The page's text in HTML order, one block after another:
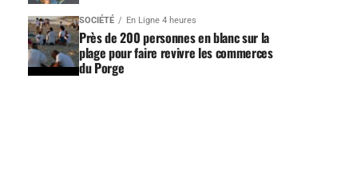
SOCIÉTÉ En Ligne 4 heures
Près de 200 personnes en blanc sur la
plage pour faire revivre les commerces
du Porge